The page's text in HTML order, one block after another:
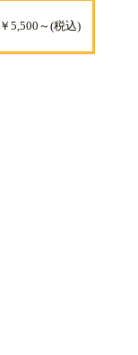
￥5,500～(税込)